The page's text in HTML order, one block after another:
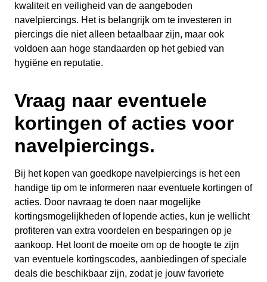
kwaliteit en veiligheid van de aangeboden
navelpiercings. Het is belangrijk om te investeren in
piercings die niet alleen betaalbaar zijn, maar ook
voldoen aan hoge standaarden op het gebied van
hygiëne en reputatie.
Vraag naar eventuele
kortingen of acties voor
navelpiercings.
Bij het kopen van goedkope navelpiercings is het een
handige tip om te informeren naar eventuele kortingen of
acties. Door navraag te doen naar mogelijke
kortingsmogelijkheden of lopende acties, kun je wellicht
profiteren van extra voordelen en besparingen op je
aankoop. Het loont de moeite om op de hoogte te zijn
van eventuele kortingscodes, aanbiedingen of speciale
deals die beschikbaar zijn, zodat je jouw favoriete